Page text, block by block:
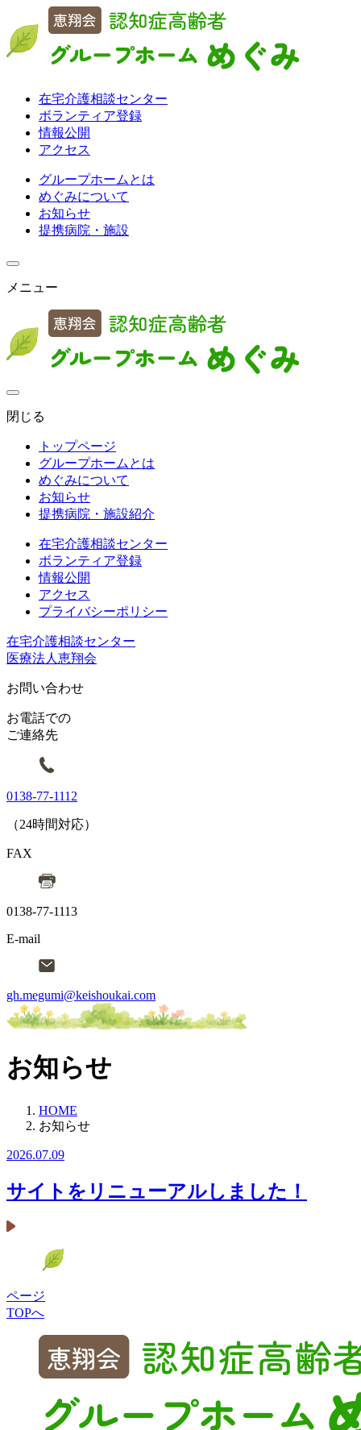
在宅介護相談センター
ボランティア登録
情報公開
アクセス
グループホームとは
めぐみについて
お知らせ
提携病院・施設
メニュー
閉じる
トップページ
グループホームとは
めぐみについて
お知らせ
提携病院・施設紹介
在宅介護相談センター
ボランティア登録
情報公開
アクセス
プライバシーポリシー
在宅介護相談センター
医療法人恵翔会
お問い合わせ
お電話での
ご連絡先
0138-77-1112
（24時間対応）
FAX
0138-77-1113
E-mail
gh.megumi@keishoukai.com
お知らせ
HOME
お知らせ
2026.07.09
サイトをリニューアルしました！
ページ
TOPへ